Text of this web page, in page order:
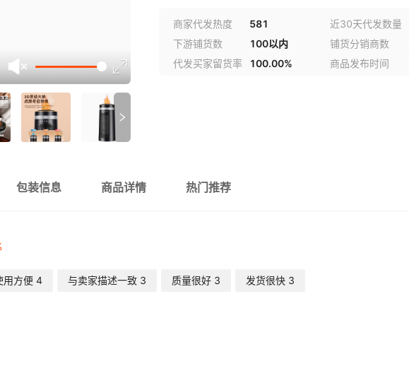
商家代发热度 581 近30天代发数量
下游铺货数
100以内 铺货分销商数
代发买家留货率
100.00% 商品发布时间
包装信息 商品详情 热门推荐
用方便 4 与卖家描述一致 3 质量很好 3 发货很快 3